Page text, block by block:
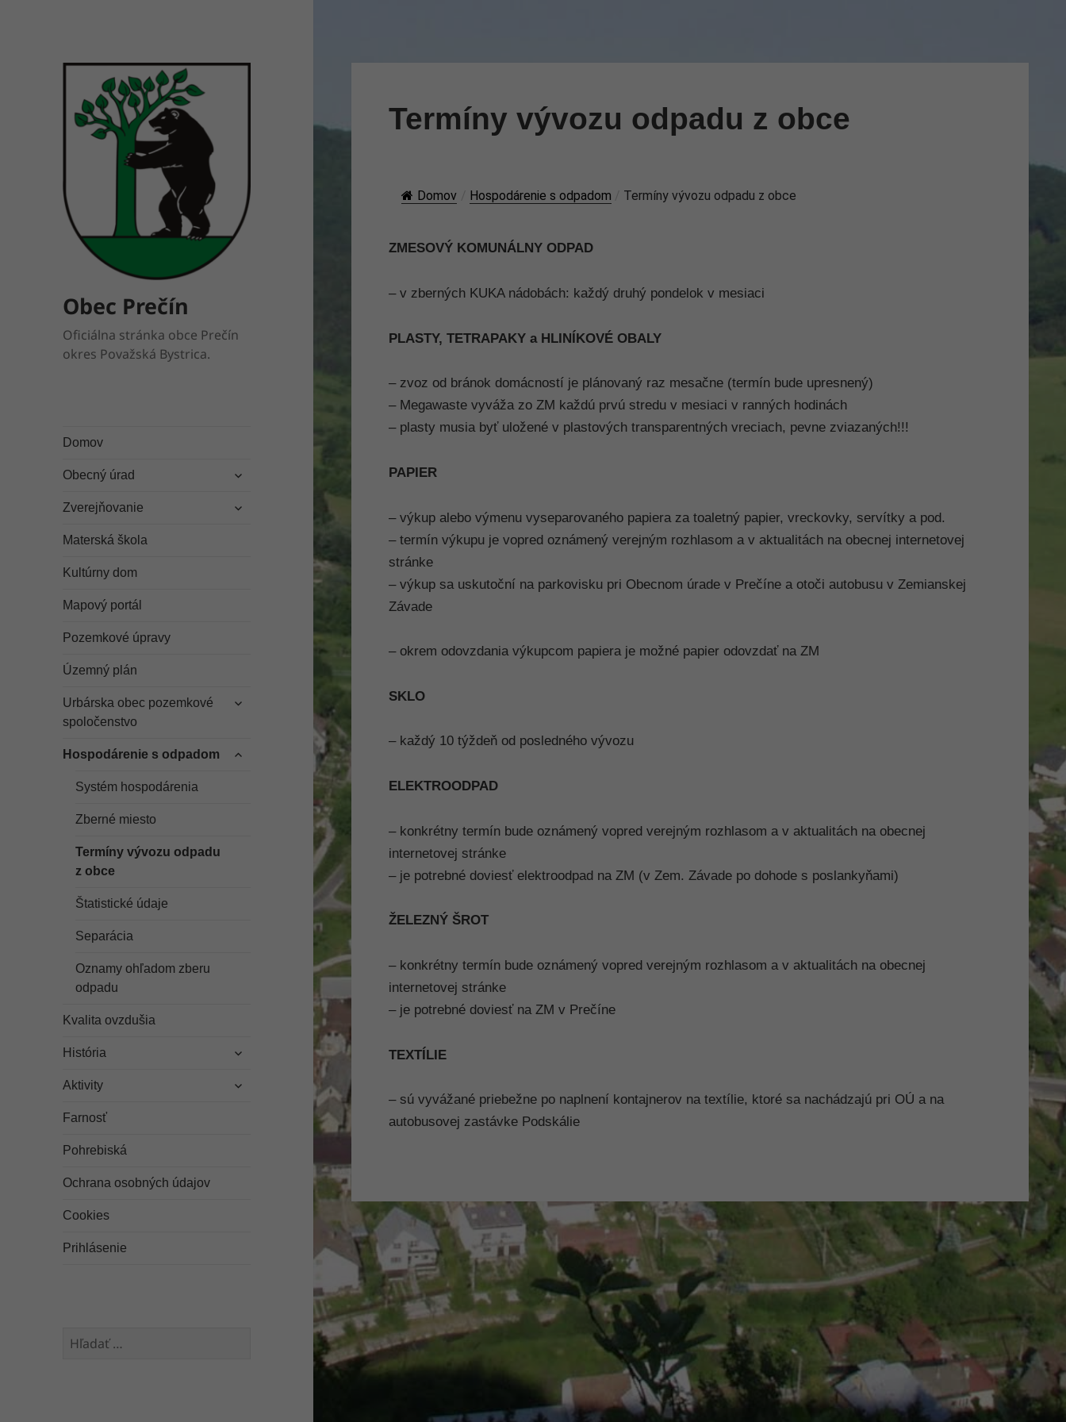
Obec Prečín
Oficiálna stránka obce Prečín
okres Považská Bystrica.
Domov
Obecný úrad
rozbaliť
menu
Zverejňovanie
rozbaliť
Materská škola
Kultúrny dom
Mapový portál
Pozemkové úpravy
Územný plán
Urbárska obec pozemkové
spoločenstvo
rozbaliť
Hospodárenie s odpadom
rozbaliť
Systém hospodárenia
Zberné miesto
Termíny vývozu odpadu
z obce
Štatistické údaje
Separácia
Oznamy ohľadom zberu
odpadu
Kvalita ovzdušia
História
rozbaliť
menu
Aktivity
rozbaliť
Farnosť
Pohrebiská
Ochrana osobných údajov
Cookies
Prihlásenie
Hľadať:
Termíny vývozu odpadu z obce
Domov Hospodárenie s odpadom Termíny vývozu odpadu z obce
ZMESOVÝ KOMUNÁLNY ODPAD
– v zberných KUKA nádobách: každý druhý pondelok v mesiaci
PLASTY, TETRAPAKY a HLINÍKOVÉ OBALY
– zvoz od bránok domácností je plánovaný raz mesačne (termín bude upresnený)
– Megawaste vyváža zo ZM každú prvú stredu v mesiaci v ranných hodinách
– plasty musia byť uložené v plastových transparentných vreciach, pevne zviazaných!!!
PAPIER
– výkup alebo výmenu vyseparovaného papiera za toaletný papier, vreckovky, servítky a pod.
– termín výkupu je vopred oznámený verejným rozhlasom a v aktualitách na obecnej internetovej
stránke
– výkup sa uskutoční na parkovisku pri Obecnom úrade v Prečíne a otoči autobusu v Zemianskej
Závade
– okrem odovzdania výkupcom papiera je možné papier odovzdať na ZM
SKLO
– každý 10 týždeň od posledného vývozu
ELEKTROODPAD
– konkrétny termín bude oznámený vopred verejným rozhlasom a v aktualitách na obecnej
internetovej stránke
– je potrebné doviesť elektroodpad na ZM (v Zem. Závade po dohode s poslankyňami)
ŽELEZNÝ ŠROT
– konkrétny termín bude oznámený vopred verejným rozhlasom a v aktualitách na obecnej
internetovej stránke
– je potrebné doviesť na ZM v Prečíne
TEXTÍLIE
– sú vyvážané priebežne po naplnení kontajnerov na textílie, ktoré sa nachádzajú pri OÚ a na
autobusovej zastávke Podskálie
Nevyhnutné
Tieto súbory
cookie nie sú
voliteľné. Sú
potrebné pre
fungovanie